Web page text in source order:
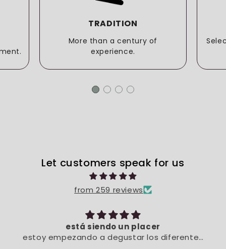
TRADITION
More than a century of
experience.
Let customers speak for us
from 259 reviews
está siendo un placer
estoy empezando a degustar los diferentes